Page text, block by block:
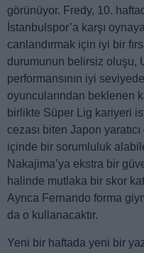
görünüyor. Fredy, 10.
İstanbulspor’a karşı
canlandırmak için iyi bir
durumunun belirsiz oluşu,
performansının iyi
oyuncularından beklenen
birlikte Süper Lig kariyeri
cezası biten Japon
içinde bir sorumluluk
Nakajima’ya ekstra bir
halinde mutlaka bir skor
Ayrıca Fernando forma
da o kullanacaktır.
Yeni bir haftada yeni bir